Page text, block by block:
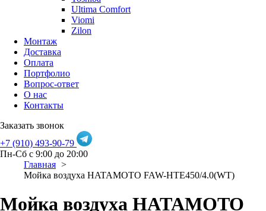
Ultima Comfort
Viomi
Zilon
Монтаж
Доставка
Оплата
Портфолио
Вопрос-ответ
О нас
Контакты
Заказать звонок
+7 (910) 493-90-79
Пн-Сб с 9:00 до 20:00
Главная
Мойка воздуха HATAMOTO FAW-HTE450/4.0(WT)
Мойка воздуха HATAMOTO